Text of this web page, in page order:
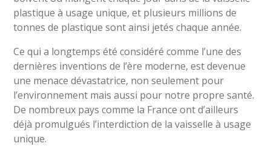
plastique à usage unique, et plusieurs millions de
tonnes de plastique sont ainsi jetés chaque année.
Ce qui a longtemps été considéré comme l’une des
dernières inventions de l’ère moderne, est devenue
une menace dévastatrice, non seulement pour
l’environnement mais aussi pour notre propre santé.
De nombreux pays comme la France ont d’ailleurs
déjà promulgués l’interdiction de la vaisselle à usage
unique.